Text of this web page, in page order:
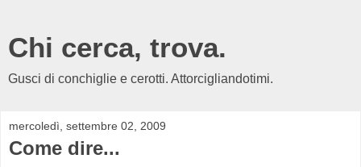
Chi cerca, trova.
Gusci di conchiglie e cerotti. Attorcigliandotimi.
mercoledì, settembre 02, 2009
Come dire...